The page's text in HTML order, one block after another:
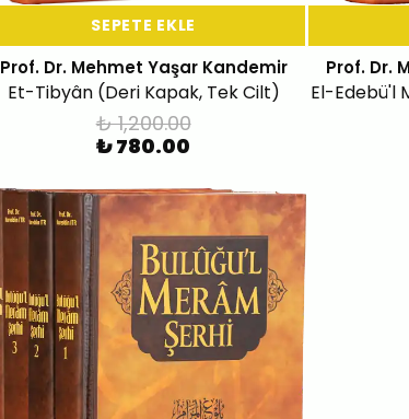
SEPETE EKLE
Prof. Dr. Mehmet Yaşar Kandemir
Et-Tibyân (Deri Kapak, Tek Cilt)
₺ 1,200.00
₺ 780.00
Prof. Dr.
El-Edebü'l